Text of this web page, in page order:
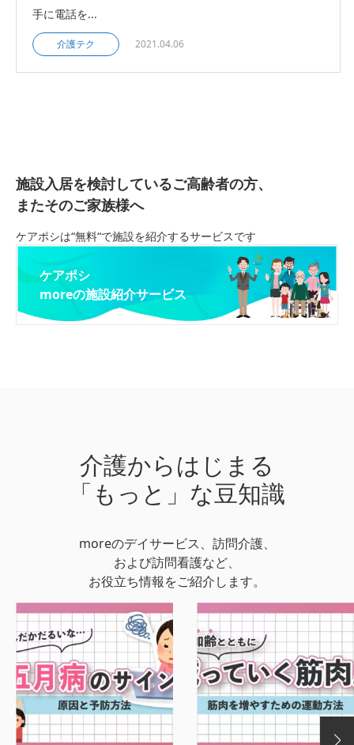
手に電話を...
介護テク 2021.04.06
施設入居を検討しているご高齢者の方、
またそのご家族様へ
ケアポシは“無料“で施設を紹介するサービスです
ケアポシ
moreの施設紹介サービス
介護からはじまる
「もっと」な豆知識
moreのデイサービス、訪問介護、
および訪問看護など、
お役立ち情報をご紹介します。